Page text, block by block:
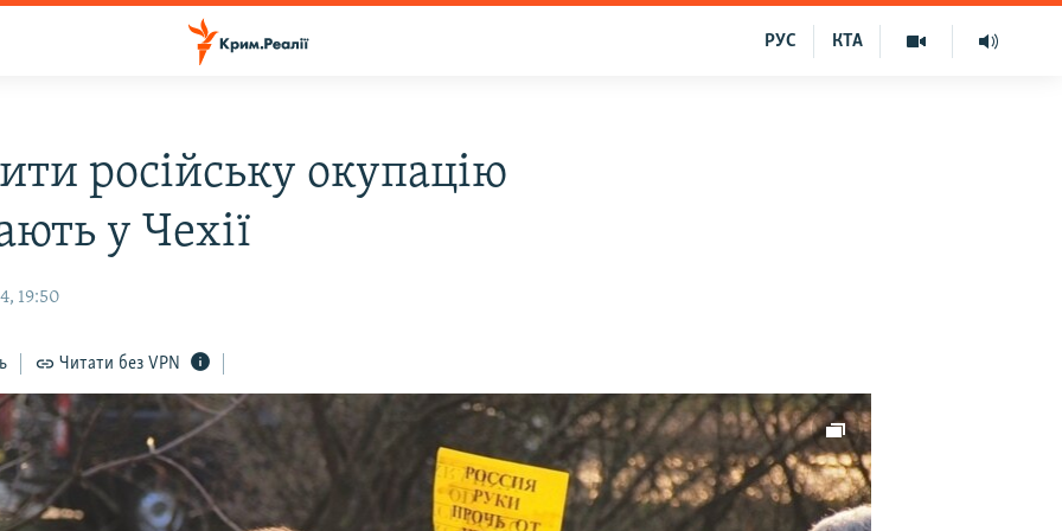
КТА
РУС
російську окупацію
у Чехії
19:50
Читати без VPN